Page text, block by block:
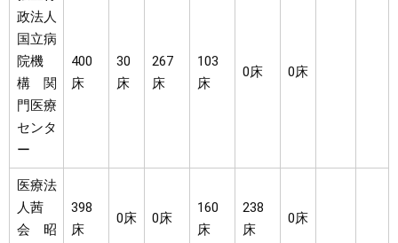
政法人
国立病
院機
構 関
門医療
センタ
ー
400
床
30
床
267
床
103
床
0床 0床
医療法
人茜
会 昭
398
床
0床 0床
160
床
238
床
0床